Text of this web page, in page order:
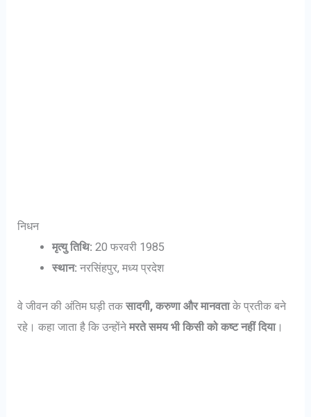
निधन
मृत्यु तिथि: 20 फरवरी 1985
स्थान: नरसिंहपुर, मध्य प्रदेश
वे जीवन की अंतिम घड़ी तकसादगी, करुणा और मानवताके प्रतीक बने
रहे। कहा जाता है कि उन्होंनेमरते समय भी किसी को कष्ट नहीं दिया।